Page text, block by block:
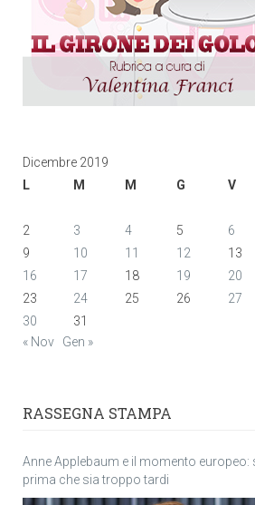
Dicembre 2019
L
M M G V
2
3 4 5 6
9
10 11 12 13
16
17 18 19 20
23
24 25 26 27
30
31
« Nov
Gen »
RASSEGNA STAMPA
Anne Applebaum e il momento europeo:
prima che sia troppo tardi